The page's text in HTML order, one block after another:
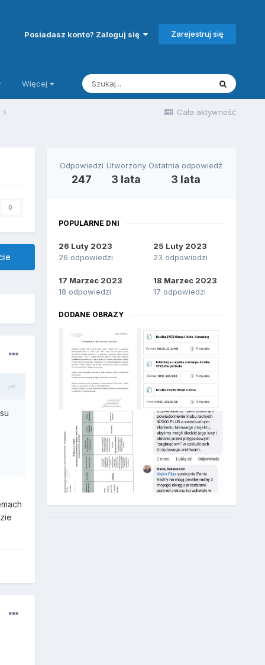
Posiadasz konto? Zaloguj się Zarejestruj się
Więcej
Cała aktywność
0
Odpowiedzi
247
Utworzony
3 lata
Ostatnia odpowiedź
3 lata
POPULARNE DNI
26 Luty 2023
26 odpowiedzi
25 Luty 2023
23 odpowiedzi
17 Marzec 2023
18 odpowiedzi
18 Marzec 2023
17 odpowiedzi
DODANE OBRAZY